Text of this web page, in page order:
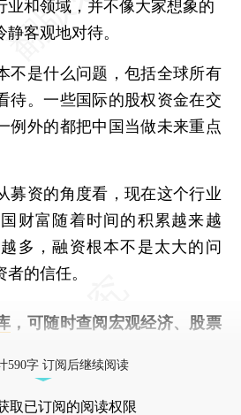
业和领域，并不像大家想象的
客观地对待。
是什么问题，包括全球所有
待。一些国际的股权资金在交
例外的都把中国当做未来重点
资的角度看，现在这个行业
财富随着时间的积累越来越
多，融资根本不是太大的问
的信任。
，可随时查阅宏观经济、股票
590字 订阅后继续阅读
取已订阅的阅读权限